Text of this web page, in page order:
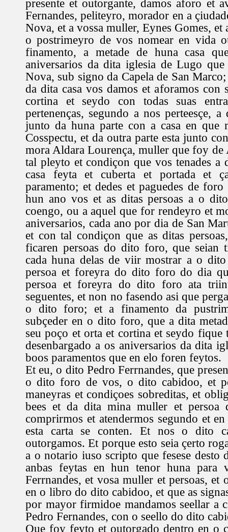
presente et outorgante, damos aforo et
Fernandes, peliteyro, morador en a
Nova, et a vossa muller, Eynes Gomes, et
o postrimeyro de vos nomear en vida
finamento, a metade de huna casa
aniversarios da dita iglesia de Lugo
Nova, sub signo da Capela de San
da dita casa vos damos et aforamos con
cortina et seydo con todas suas
pertenenças, segundo a nos perteesçe, a
junto da huna parte con a casa en que
Cosspectu, et da outra parte esta junto
mora Aldara Lourença, muller que foy de
tal pleyto et condiçon que vos tenades a
casa feyta et cuberta et portada et
paramento; et dedes et paguedes de foro
hun ano vos et as ditas persoas a o
coengo, ou a aquel que for rendeyro et
aniversarios, cada ano por dia de San
et con tal condiçon que as ditas
ficaren persoas do dito foro, que seian
cada huna delas de viir mostrar a o
persoa et foreyra do dito foro do dia
persoa et foreyra do dito foro ata
seguentes, et non no fasendo asi que
o dito foro; et a finamento da
subçeder en o dito foro, que a dita
seu poço et orta et cortina et seydo
desenbargado a os aniversarios da dita
boos paramentos que en elo foren feytos.
Et eu, o dito Pedro Ferrnandes, que
o dito foro de vos, o dito cabidoo, et
maneyras et condiçoes sobreditas, et
bees et da dita mina muller et persoa
comprirmos et atendermos segundo et
esta carta se conten. Et nos o dito
outorgamos. Et porque esto seia çerto
a o notario iuso scripto que fesese desto
anbas feytas en hun tenor huna para
Ferrnandes, et vosa muller et persoas, et
en o libro do dito cabidoo, et que as
por mayor firmidoe mandamos seellar a
Pedro Fernandes, con o seello do dito
Que foy feyto et outorgado dentro en o